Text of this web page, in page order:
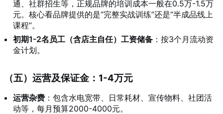
通、社群招生等，正规品牌的培训成本一般在0.5万-1.5万
元。核心看品牌提供的是“完整实战训练”还是“半成品线上
课程”。
初期1-2名员工（含店主自任）工资储备 ：按3个月流动资
金计划。
（五）运营及保证金：1-4万元
运营杂费 ：包含水电宽带、日常耗材、宣传物料、社团活
动等，每月预算2000-4000元。